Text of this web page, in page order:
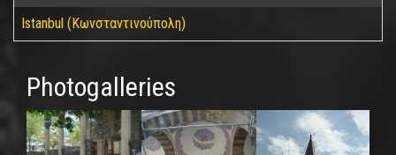
Istanbul (Κωνσταντινούπολη)
Photogalleries